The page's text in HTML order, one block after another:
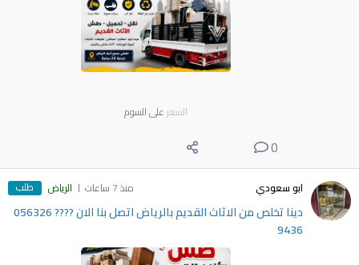
السعر على السوم
0
ابو سعودي منذ 7 ساعات الرياض طلب
دينا تخلص من الاثاث القديم بالرياض اتصل بنا الان ???? 056326
9436